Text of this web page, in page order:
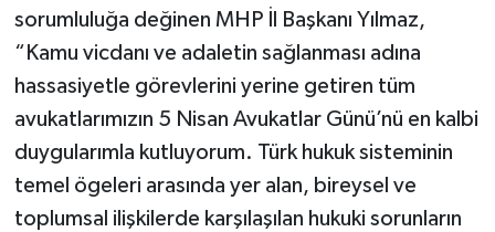
sorumluluğa değinen MHP İl Başkanı Yılmaz,
“Kamu vicdanı ve adaletin sağlanması adına
hassasiyetle görevlerini yerine getiren tüm
avukatlarımızın 5 Nisan Avukatlar Günü’nü en kalbi
duygularımla kutluyorum. Türk hukuk sisteminin
temel ögeleri arasında yer alan, bireysel ve
toplumsal ilişkilerde karşılaşılan hukuki sorunların